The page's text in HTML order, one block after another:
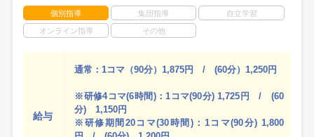
個別指導 集団指導 自立学習
オンライン指導 その他
給与
通常：1コマ（90分）1,875円 / (60分）1,250円
※研修4コマ(6時間)：1コマ(90分) 1,725円 / (60
分) 1,150円
※研修期間20コマ(30時間)：1コマ(90分) 1,800